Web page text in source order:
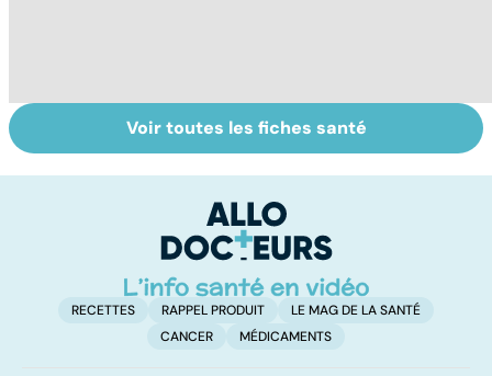
Tout savoir sur le
cerveau
Qu'est-ce que le
coma ?
Voir toutes les fiches santé
RECETTES RAPPEL PRODUIT
LE MAG DE LA SANTÉ
CANCER
MÉDICAMENTS